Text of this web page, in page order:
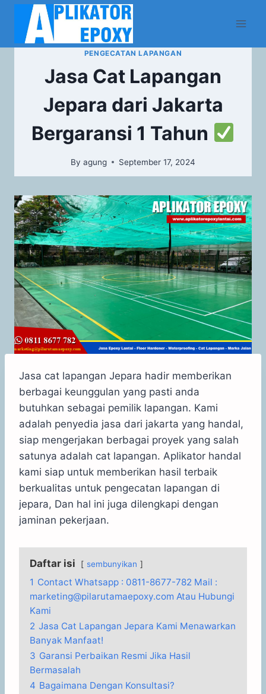
PENGECATAN LAPANGAN
Jasa Cat Lapangan
Jepara dari Jakarta
Bergaransi 1 Tahun
By agung September 17, 2024
Jasa cat lapangan Jepara hadir memberikan
berbagai keunggulan yang pasti anda
butuhkan sebagai pemilik lapangan. Kami
adalah penyedia jasa dari jakarta yang handal,
siap mengerjakan berbagai proyek yang salah
satunya adalah cat lapangan. Aplikator handal
kami siap untuk memberikan hasil terbaik
berkualitas untuk pengecatan lapangan di
jepara, Dan hal ini juga dilengkapi dengan
jaminan pekerjaan.
Daftar isi sembunyikan
1 Contact Whatsapp : 0811-8677-782 Mail :
marketing@pilarutamaepoxy.com Atau Hubungi
Kami
2 Jasa Cat Lapangan Jepara Kami Menawarkan
Banyak Manfaat!
3 Garansi Perbaikan Resmi Jika Hasil
Bermasalah
4 Bagaimana Dengan Konsultasi?